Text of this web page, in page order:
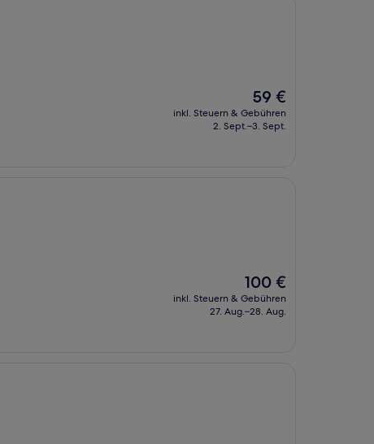
Der
Preis
beträgt
59 €
inkl. Steuern & Gebühren
2. Sept.–3. Sept.
Der
Preis
beträgt
100 €
inkl. Steuern & Gebühren
27. Aug.–28. Aug.